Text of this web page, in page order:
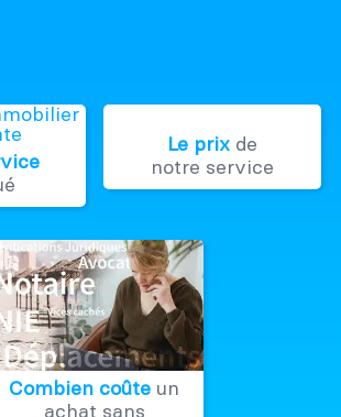
Le prix de
notre service
Combien coûte un
achat sans